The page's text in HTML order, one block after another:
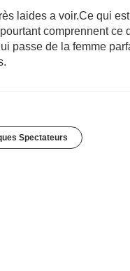
laides a voir.Ce qui
comprennent ce
passe de la femme
Spectateurs